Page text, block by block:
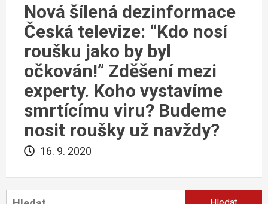
Nová šílená dezinformace
Česká televize: “Kdo nosí
roušku jako by byl
očkován!” Zděšení mezi
experty. Koho vystavíme
smrtícímu viru? Budeme
nosit roušky už navždy?
16. 9. 2020
Vyhledávání